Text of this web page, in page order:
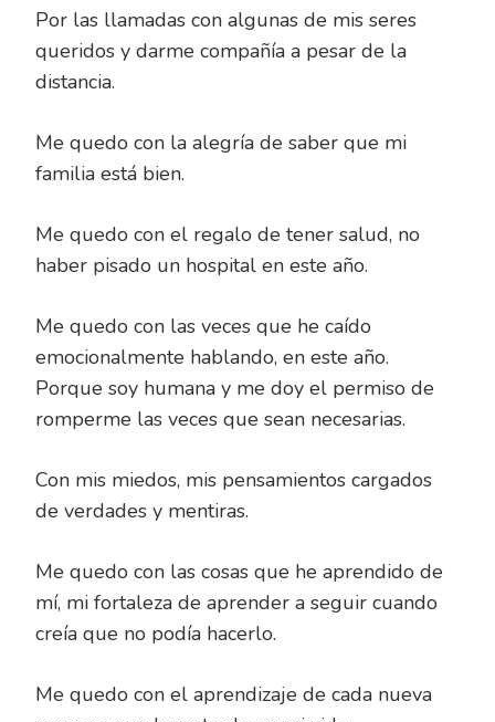
Por las llamadas con algunas de mis seres
queridos y darme compañía a pesar de la
distancia.
Me quedo con la alegría de saber que mi
familia está bien.
Me quedo con el regalo de tener salud, no
haber pisado un hospital en este año.
Me quedo con las veces que he caído
emocionalmente hablando, en este año.
Porque soy humana y me doy el permiso de
romperme las veces que sean necesarias.
Con mis miedos, mis pensamientos cargados
de verdades y mentiras.
Me quedo con las cosas que he aprendido de
mí, mi fortaleza de aprender a seguir cuando
creía que no podía hacerlo.
Me quedo con el aprendizaje de cada nueva